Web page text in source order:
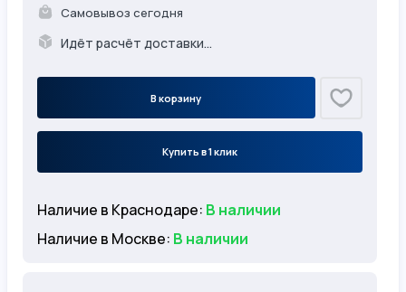
Самовывоз сегодня
Идёт расчёт доставки...
В корзину
Купить в 1 клик
Наличие в Краснодаре: В наличии
Наличие в Москве: В наличии